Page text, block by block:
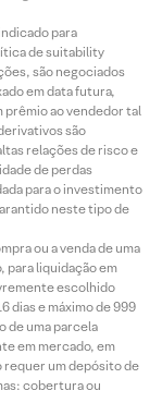
para
de suitability
são negociados
em data futura,
prêmio ao vendedor tal
são
relações de risco e
de perdas
para o investimento
neste tipo de
ou a venda de uma
para liquidação em
escolhido
dias e máximo de 999
de uma parcela
em mercado, em
requer um depósito de
cobertura ou